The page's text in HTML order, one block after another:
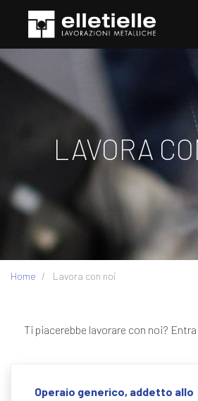
LAVORA
Home Lavora con noi
Ti piacerebbe lavorare con noi?
Operaio generico, addetto allo